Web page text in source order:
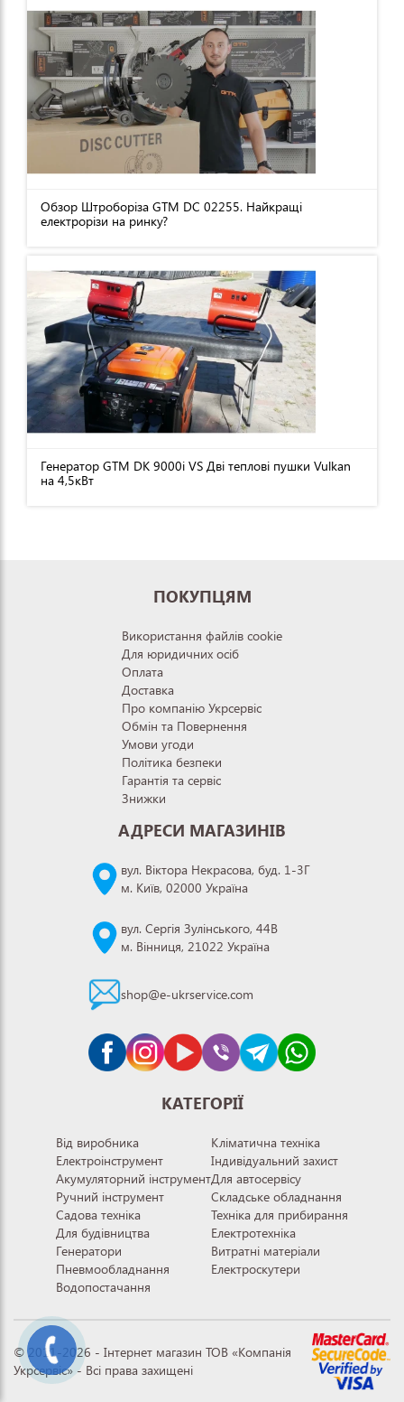
Обзор Штроборіза GTM DC 02255. Найкращі
електрорізи на ринку?
Генератор GTM DK 9000i VS Дві теплові пушки Vulkan
на 4,5кВт
ПОКУПЦЯМ
Використання файлів cookie
Для юридичних осіб
Оплата
Доставка
Про компанію Укрсервіс
Обмін та Повернення
Умови угоди
Політика безпеки
Гарантія та сервіс
Знижки
АДРЕСИ МАГАЗИНІВ
вул. Віктора Некрасова, буд. 1-3Г
м. Київ, 02000 Україна
вул. Сергія Зулінського, 44В
м. Вінниця, 21022 Україна
shop@e-ukrservice.com
КАТЕГОРІЇ
Від виробника
Електроінструмент
Акумуляторний інструмент
Ручний інструмент
Садова техніка
Для будівництва
Генератори
Пневмообладнання
Водопостачання
Кліматична техніка
Індивідуальний захист
Для автосервісу
Складське обладнання
Техніка для прибирання
Електротехніка
Витратні матеріали
Електроскутери
© 2011-2026 - Інтернет магазин ТОВ «Компанія
Укрсервіс» - Всі права захищені